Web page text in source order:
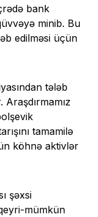
bank
minib. Bu
edilməsi üçün
tələb
Araşdırmamız
tamamilə
köhnə aktivlər
şəxsi
mümkün